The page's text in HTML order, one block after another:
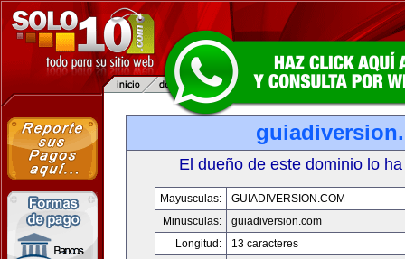
El dueño de este dominio lo
Mayusculas:
GUIADIVERSION.COM
Minusculas:
guiadiversion.com
Longitud:
13 caracteres